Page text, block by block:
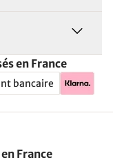
en France
bancaire
France